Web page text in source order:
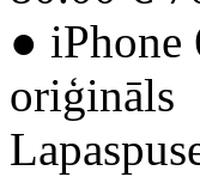
● iPhone
oriģināls